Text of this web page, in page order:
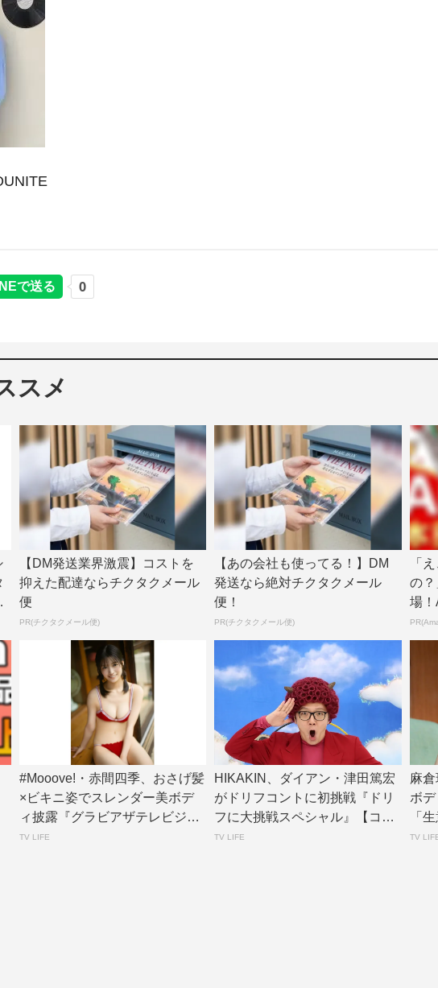
スメ
【DM発送業界激震】コストを
抑えた配達ならチクタクメール
便
PR(チクタクメール便)
【あの会社も使ってる！】DM
発送なら絶対チクタクメール
便！
PR(チクタクメール便)
「
の
場！
#Mooove!・赤間四季、おさげ髪
×ビキニ姿でスレンダー美ボデ
ィ披露『グラビアザテレビジョ
ン』アザ...
TV LIFE
HIKAKIN、ダイアン・津田篤宏
がドリフコントに初挑戦『ドリ
フに大挑戦スペシャル』【コメ
ントあり】...
TV LIFE
麻
ボ
「
公開
TV